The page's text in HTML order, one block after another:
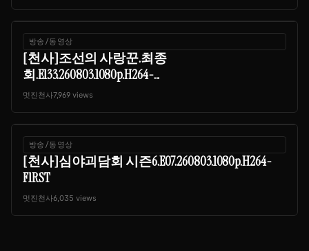
방송/동영상
[천사]조선의 사랑꾼.최종
회.E133.260803.1080p.H264-...
멋진천사7,969 views
방송/동영상
[천사]심야괴담회 시즌6.E07.260803.1080p.H264-
F1RST
멋진천사6,035 views